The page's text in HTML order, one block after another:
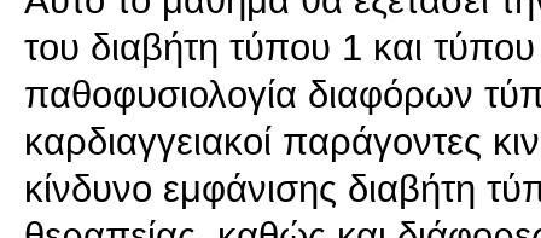
του διαβήτη τύπου 1 και
παθοφυσιολογία διαφόρων
καρδιαγγειακοί παράγοντες
κίνδυνο εμφάνισης διαβήτη